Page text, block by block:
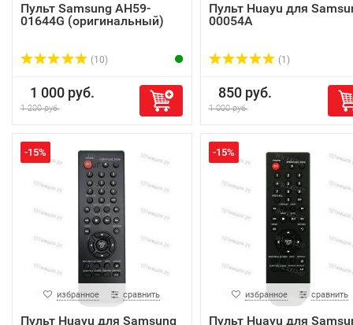
Пульт Samsung AH59-
01644G (оригинальный)
(10)
1 000 руб.
1 200 руб.
Пульт Huayu для
00054A
(1)
850 руб.
1 000 руб.
-15%
избранное сравнить
Пульт Huayu для Samsung
-15%
избранное сравнить
Пульт Huayu для